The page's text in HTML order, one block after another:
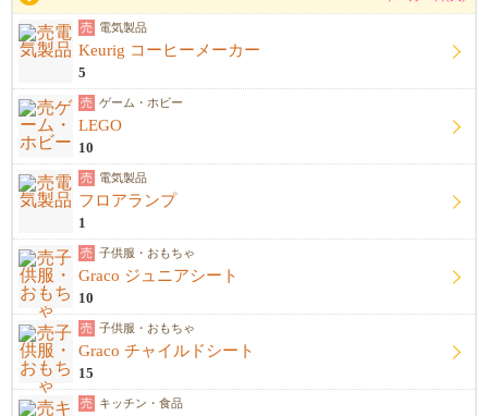
売 電気製品
Keurig コーヒーメーカー
5
売 ゲーム・ホビー
LEGO
10
売 電気製品
フロアランプ
1
売 子供服・おもちゃ
Graco ジュニアシート
10
売 子供服・おもちゃ
Graco チャイルドシート
15
売 キッチン・食品